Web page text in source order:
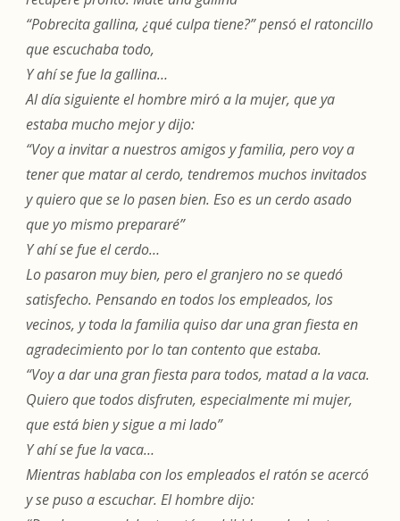
“Pobrecita gallina, ¿qué culpa tiene?” pensó el ratoncillo
que escuchaba todo,
Y ahí se fue la gallina…
Al día siguiente el hombre miró a la mujer, que ya
estaba mucho mejor y dijo:
“Voy a invitar a nuestros amigos y familia, pero voy a
tener que matar al cerdo, tendremos muchos invitados
y quiero que se lo pasen bien. Eso es un cerdo asado
que yo mismo prepararé”
Y ahí se fue el cerdo…
Lo pasaron muy bien, pero el granjero no se quedó
satisfecho. Pensando en todos los empleados, los
vecinos, y toda la familia quiso dar una gran fiesta en
agradecimiento por lo tan contento que estaba.
“Voy a dar una gran fiesta para todos, matad a la vaca.
Quiero que todos disfruten, especialmente mi mujer,
que está bien y sigue a mi lado”
Y ahí se fue la vaca…
Mientras hablaba con los empleados el ratón se acercó
y se puso a escuchar. El hombre dijo: